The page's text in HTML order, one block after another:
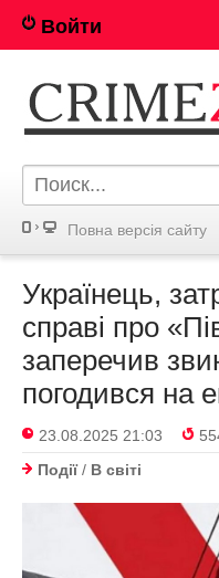
Войти
Повна версія сайту
Українець,
справі про
заперечив
погодився на
23.08.2025 21:03
Події/ В світі